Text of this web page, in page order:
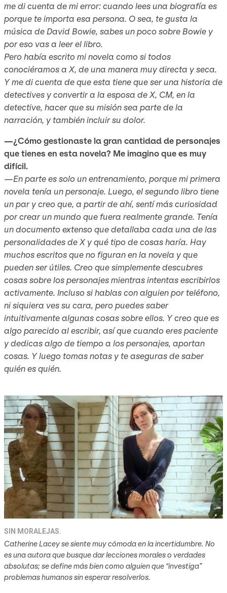
me di cuenta de mi error: cuando lees una biografía es
porque te importa esa persona. O sea, te gusta la
música de David Bowie, sabes un poco sobre Bowie y
por eso vas a leer el libro.
Pero había escrito mi novela como si todos
conociéramos a X, de una manera muy directa y seca.
Y me di cuenta de que esta tiene que ser una historia de
detectives y convertir a la esposa de X, CM, en la
detective, hacer que su misión sea parte de la
narración, y también incluir su dolor.
—¿Cómo gestionaste la gran cantidad de personajes
que tienes en esta novela? Me imagino que es muy
difícil.
—En parte es solo un entrenamiento, porque mi primera
novela tenía un personaje. Luego, el segundo libro tiene
un par y creo que, a partir de ahí, sentí más curiosidad
por crear un mundo que fuera realmente grande. Tenía
un documento extenso que detallaba cada una de las
personalidades de X y qué tipo de cosas haría. Hay
muchos escritos que no figuran en la novela y que
pueden ser útiles. Creo que simplemente descubres
cosas sobre los personajes mientras intentas escribirlos
activamente. Incluso si hablas con alguien por teléfono,
ni siquiera ves su cara, pero puedes saber
intuitivamente algunas cosas sobre ellos. Y creo que es
algo parecido al escribir, así que cuando eres paciente
y dedicas algo de tiempo a los personajes, aportan
cosas. Y luego tomas notas y te aseguras de saber
quién es quién.
SIN MORALEJAS.
Catherine Lacey se siente muy cómoda en la incertidumbre. No
es una autora que busque dar lecciones morales o verdades
absolutas; se define más bien como alguien que “investiga”
problemas humanos sin esperar resolverlos.